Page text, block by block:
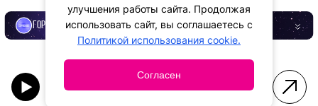
ГОРОСКОП
улучшения работы сайта. Продолжая
использовать сайт, вы соглашаетесь с
Политикой использования cookie.
Согласен